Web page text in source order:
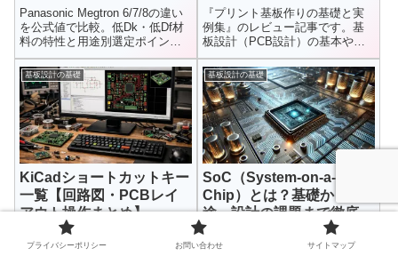
拠】
Panasonic Megtron 6/7/8の違い
を公式値で比較。低Dk・低Df材
料の特性と用途別選定ポイント
を解説。PCIe Gen6・CXL時代の
高速伝送設計に最適な材料を紹
介します。
門書
『プリント基板作りの基礎と実
例集』のレビュー記事です。基
板設計（PCB設計）の基本や
EAGLEの使い方、メリット・デ
メリットを初心者にも分かりや
すく解説。電子工作をレベルア
ップしたい人におすすめの入門
書です。
基板設計の基礎
KiCadショートカットキー
一覧【回路図・PCBレイ
アウト操作まとめ】
KiCadでよく使うショートカット
キーを一覧で紹介。回路図エデ
基板設計の基礎
SoC（System-on-a-
Chip）とは？基礎から用
途、設計の課題まで徹底解
説！
SoC（System on Chip）とは何
かを徹底解説！基礎知識から用
プライバシーポリシー お問い合わせ サイトマップ